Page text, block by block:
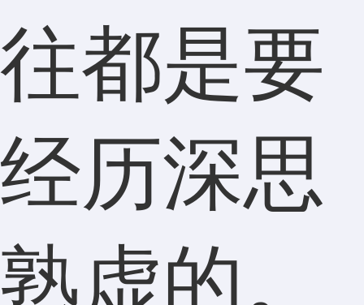
往都是要
经历深思
熟虚的。